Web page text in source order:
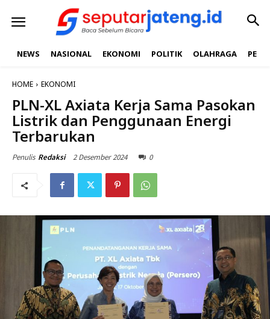
NEWS NASIONAL EKONOMI POLITIK OLAHRAGA
HOME EKONOMI
PLN-XL Axiata Kerja Sama Pasokan
Listrik dan Penggunaan Energi
Terbarukan
Penulis Redaksi 2 Desember 2024 0